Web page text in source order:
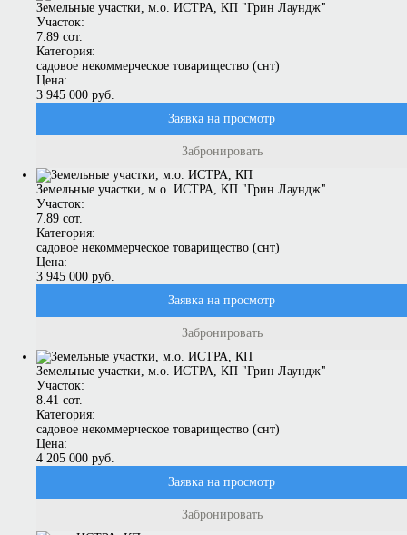
Земельные участки, м.о. ИСТРА, КП "Грин Лаундж"
Участок:
7.89 сот.
Категория:
садовое некоммерческое товарищество (снт)
Цена:
3 945 000 руб.
Заявка на просмотр
Забронировать
Земельные участки, м.о. ИСТРА, КП "Грин Лаундж"
Участок:
7.89 сот.
Категория:
садовое некоммерческое товарищество (снт)
Цена:
3 945 000 руб.
Заявка на просмотр
Забронировать
Земельные участки, м.о. ИСТРА, КП "Грин Лаундж"
Участок:
8.41 сот.
Категория:
садовое некоммерческое товарищество (снт)
Цена:
4 205 000 руб.
Заявка на просмотр
Забронировать